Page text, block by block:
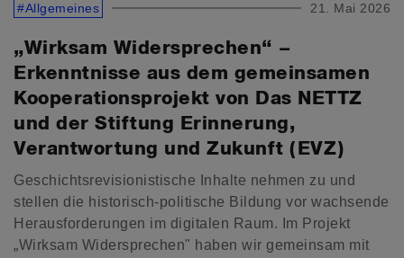
#Allgemeines 21. Mai 2026
„Wirksam Widersprechen“ –
Erkenntnisse aus dem gemeinsamen
Kooperationsprojekt von Das NETTZ
und der Stiftung Erinnerung,
Verantwortung und Zukunft (EVZ)
Geschichtsrevisionistische Inhalte nehmen zu und
stellen die historisch-politische Bildung vor wachsende
Herausforderungen im digitalen Raum. Im Projekt
„Wirksam Widersprechen" haben wir gemeinsam mit